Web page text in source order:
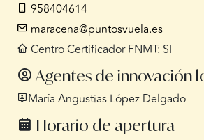
958404614
maracena@puntosvuela.es
Centro Certificador FNMT: SI
Agentes de innovación
María Angustias López Delgado
Horario de apertura